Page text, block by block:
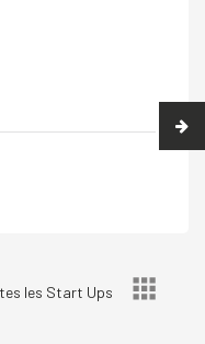
les Start Ups